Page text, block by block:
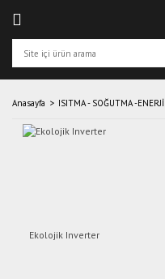
Anasayfa ISITMA - SOĞUTMA -ENERJİ
Ekolojik Inverter